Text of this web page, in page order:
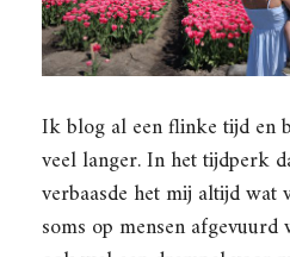
Ik blog al een flinke tijd en
veel langer. In het tijdperk
verbaasde het mij altijd wat
soms op mensen